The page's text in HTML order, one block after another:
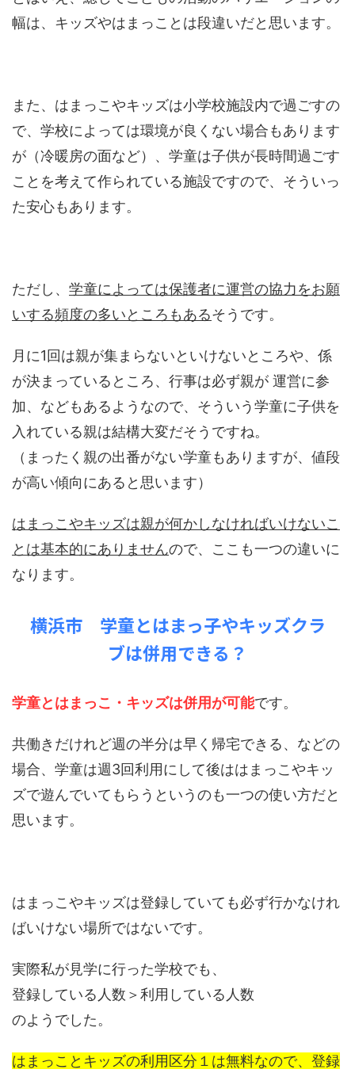
幅は、キッズやはまっことは段違いだと思います。
また、はまっこやキッズは小学校施設内で過ごすの
で、学校によっては環境が良くない場合もあります
が（冷暖房の面など）、学童は子供が長時間過ごす
ことを考えて作られている施設ですので、そういっ
た安心もあります。
ただし、 学童によっては保護者に運営の協力をお願
いする頻度の多いところもあるそうです。
月に1回は親が集まらないといけないところや、係
が決まっているところ、行事は必ず親が 運営に参
加、などもあるようなので、そういう学童に子供を
入れている親は結構大変だそうですね。
（まったく親の出番がない学童もありますが、値段
が高い傾向にあると思います）
はまっこやキッズは親が何かしなければいけないこ
とは基本的にありませんので、ここも一つの違いに
なります。
横浜市 学童とはまっ子やキッズクラ
ブは併用できる？
学童とはまっこ・キッズは併用が可能です。
共働きだけれど週の半分は早く帰宅できる、などの
場合、学童は週3回利用にして後ははまっこやキッ
ズで遊んでいてもらうというのも一つの使い方だと
思います。
はまっこやキッズは登録していても必ず行かなけれ
ばいけない場所ではないです。
実際私が見学に行った学校でも、
登録している人数＞利用している人数
のようでした。
はまっことキッズの利用区分１は無料なので、登録